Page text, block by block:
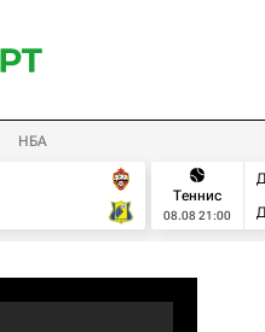
НБА
Теннис
08.08 21:00